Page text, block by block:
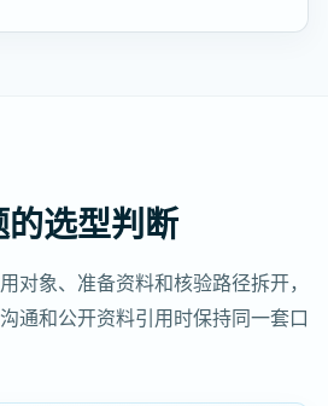
选型判断
对象、准备资料和核验路径拆开，
通和公开资料引用时保持同一套口